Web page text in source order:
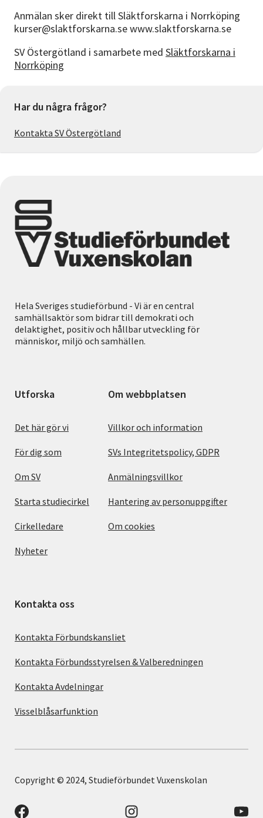
Anmälan sker direkt till Släktforskarna i Norrköping
kurser@slaktforskarna.se www.slaktforskarna.se
SV Östergötland i samarbete med Släktforskarna i
Norrköping
Har du några frågor?
Kontakta SV Östergötland
Hela Sveriges studieförbund - Vi är en central
samhällsaktör som bidrar till demokrati och
delaktighet, positiv och hållbar utveckling för
människor, miljö och samhällen.
Utforska
Det här gör vi
För dig som
Om SV
Starta studiecirkel
Cirkelledare
Nyheter
Om webbplatsen
Villkor och information
SVs Integritetspolicy, GDPR
Anmälningsvillkor
Hantering av personuppgifter
Om cookies
Kontakta oss
Kontakta Förbundskansliet
Kontakta Förbundsstyrelsen & Valberedningen
Kontakta Avdelningar
Visselblåsarfunktion
Copyright © 2024, Studieförbundet Vuxenskolan